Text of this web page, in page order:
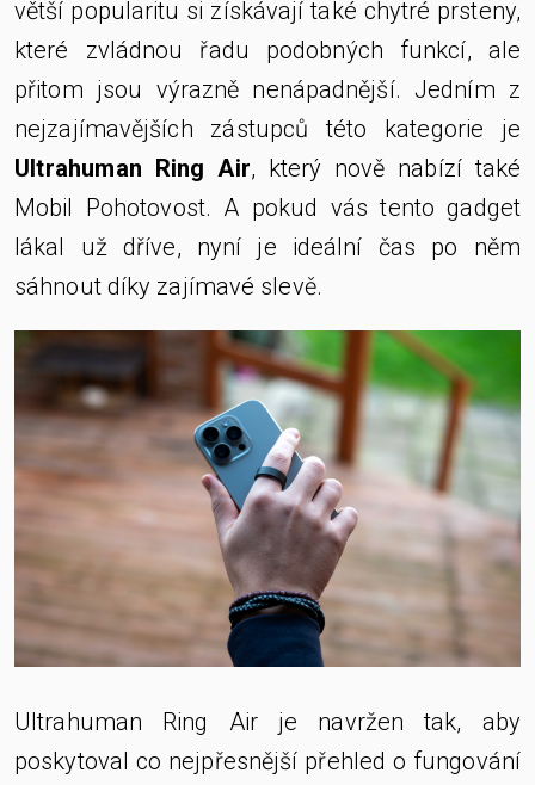
větší popularitu si získávají také chytré prsteny,
které zvládnou řadu podobných funkcí, ale
přitom jsou výrazně nenápadnější. Jedním z
nejzajímavějších zástupců této kategorie je
Ultrahuman Ring Air, který nově nabízí také
Mobil Pohotovost. A pokud vás tento gadget
lákal už dříve, nyní je ideální čas po něm
sáhnout díky zajímavé slevě.
Ultrahuman Ring Air je navržen tak, aby
poskytoval co nejpřesnější přehled o fungování